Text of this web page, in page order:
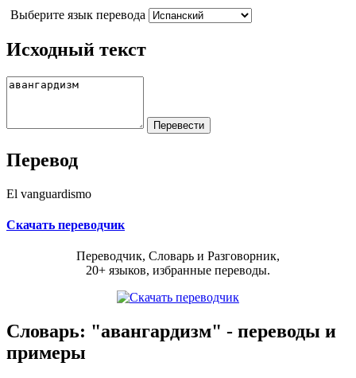
Выберите язык перевода
Исходный текст
Перевод
El vanguardismo
Скачать переводчик
Переводчик, Словарь и Разговорник,
20+ языков, избранные переводы.
Словарь: "авангардизм" - переводы и
примеры